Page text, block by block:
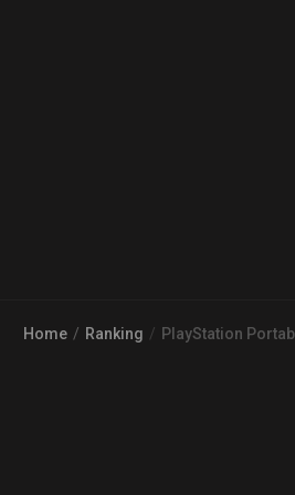
Home Ranking PlayStation